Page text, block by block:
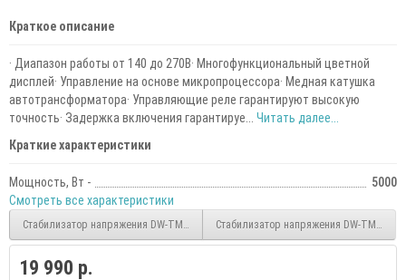
Краткое описание
· Диапазон работы от 140 до 270В· Многофункциональный цветной
дисплей· Управление на основе микропроцессора· Медная катушка
автотрансформатора· Управляющие реле гарантируют высокую
точность· Задержка включения гарантируе... Читать далее...
Краткие характеристики
Мощность, Вт -
5000
Смотреть все характеристики
Стабилизатор напряжения DW-TM2kVA DAEWOOСтабилизатор напряжения DW-TM10kVA
19 990 р.